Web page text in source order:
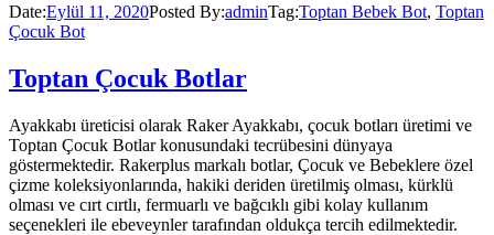
Date:Eylül 11, 2020Posted By:adminTag:Toptan Bebek Bot, Toptan
Çocuk Bot
Toptan Çocuk Botlar
Ayakkabı üreticisi olarak Raker Ayakkabı, çocuk botları üretimi ve
Toptan Çocuk Botlar konusundaki tecrübesini dünyaya
göstermektedir. Rakerplus markalı botlar, Çocuk ve Bebeklere özel
çizme koleksiyonlarında, hakiki deriden üretilmiş olması, kürklü
olması ve cırt cırtlı, fermuarlı ve bağcıklı gibi kolay kullanım
seçenekleri ile ebeveynler tarafından oldukça tercih edilmektedir.